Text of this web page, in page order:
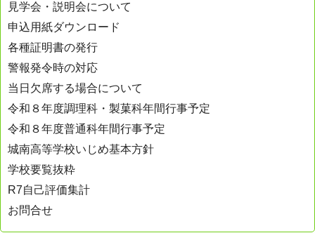
見学会・説明会について
申込用紙ダウンロード
各種証明書の発行
警報発令時の対応
当日欠席する場合について
令和８年度調理科・製菓科年間行事予定
令和８年度普通科年間行事予定
城南高等学校いじめ基本方針
学校要覧抜粋
R7自己評価集計
お問合せ